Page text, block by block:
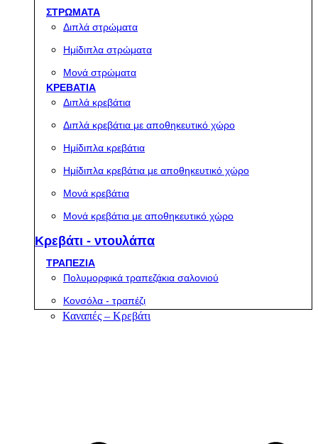
ΣΤΡΩΜΑΤΑ
Διπλά στρώματα
Ημίδιπλα στρώματα
Μονά στρώματα
ΚΡΕΒΑΤΙΑ
Διπλά κρεβάτια
Διπλά κρεβάτια με αποθηκευτικό χώρο
Ημίδιπλα κρεβάτια
Ημίδιπλα κρεβάτια με αποθηκευτικό χώρο
Μονά κρεβάτια
Μονά κρεβάτια με αποθηκευτικό χώρο
Κρεβάτι - ντουλάπα
ΤΡΑΠΕΖΙΑ
Πολυμορφικά τραπεζάκια σαλονιού
Κονσόλα - τραπέζι
Καναπές – Κρεβάτι